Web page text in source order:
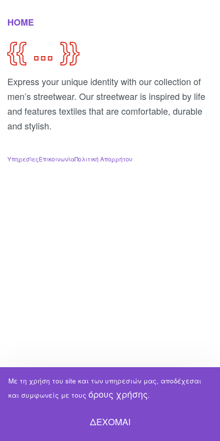
HOME
{{ ... }}
Express your unique identity with our collection of
men’s streetwear. Our streetwear is inspired by life
and features textiles that are comfortable, durable
and stylish.
ΥπηρεσίεςΕπικοινωνίαΠολιτική Απορρήτου
Με τη χρήση του site και των υπηρεσιών μας, αποδέχεσαι
και συμφωνείς με τους όρους χρήσης.
ΔΕΧΟΜΑΙ